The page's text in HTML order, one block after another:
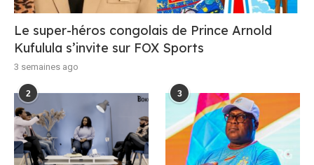
Le super-héros congolais de Prince Arnold
Kufulula s’invite sur FOX Sports
3 semaines ago
2 3